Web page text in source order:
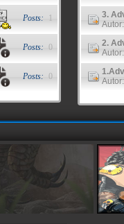
Posts:
Posts: 0
Posts: 0
3.
2.